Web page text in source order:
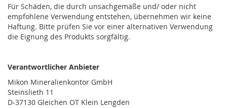
Für Schäden, die durch unsachgemäße und/ oder nicht
empfohlene Verwendung entstehen, übernehmen wir keine
Haftung. Bitte prüfen Sie vor einer alternativen Verwendung
die Eignung des Produkts sorgfältig.
Verantwortlicher Anbieter
Mikon Mineralienkontor GmbH
Steinslieth 11
D-37130 Gleichen OT Klein Lengden